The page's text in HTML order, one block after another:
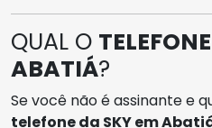
QUAL O
ABATIÁ?
Se você não é assinante e
telefone da SKY em